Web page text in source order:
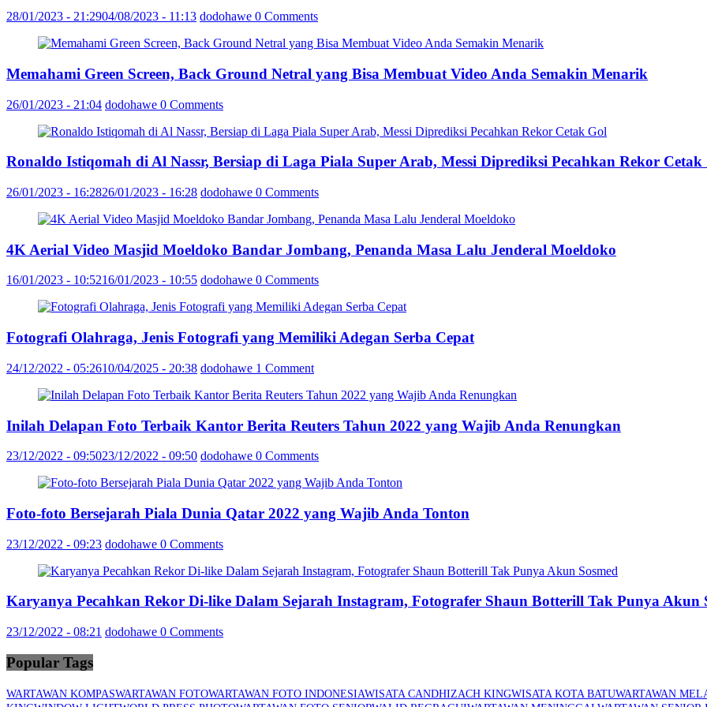
28/01/2023 - 21:2904/08/2023 - 11:13 dodohawe 0 Comments
Memahami Green Screen, Back Ground Netral yang Bisa Membuat Video Anda Semakin Menarik
26/01/2023 - 21:04 dodohawe 0 Comments
Ronaldo Istiqomah di Al Nassr, Bersiap di Laga Piala Super Arab, Messi Diprediksi Pecahkan Rekor Cetak
26/01/2023 - 16:2826/01/2023 - 16:28 dodohawe 0 Comments
4K Aerial Video Masjid Moeldoko Bandar Jombang, Penanda Masa Lalu Jenderal Moeldoko
16/01/2023 - 10:5216/01/2023 - 10:55 dodohawe 0 Comments
Fotografi Olahraga, Jenis Fotografi yang Memiliki Adegan Serba Cepat
24/12/2022 - 05:2610/04/2025 - 20:38 dodohawe 1 Comment
Inilah Delapan Foto Terbaik Kantor Berita Reuters Tahun 2022 yang Wajib Anda Renungkan
23/12/2022 - 09:5023/12/2022 - 09:50 dodohawe 0 Comments
Foto-foto Bersejarah Piala Dunia Qatar 2022 yang Wajib Anda Tonton
23/12/2022 - 09:23 dodohawe 0 Comments
Karyanya Pecahkan Rekor Di-like Dalam Sejarah Instagram, Fotografer Shaun Botterill Tak Punya Akun
23/12/2022 - 08:21 dodohawe 0 Comments
Popular Tags
WARTAWAN KOMPASWARTAWAN FOTOWARTAWAN FOTO INDONESIAWISATA CANDHIZACH KINGWISATA KOTA BATUWARTAWAN